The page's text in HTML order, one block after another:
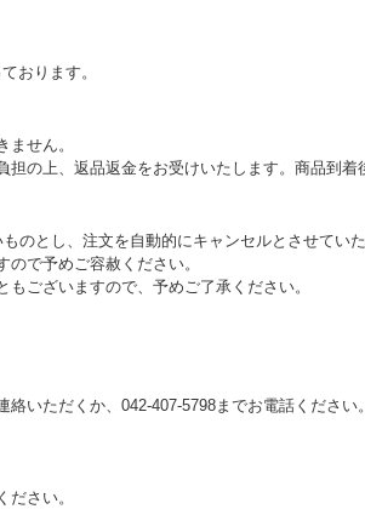
おります。
せん。
の上、返品返金をお受けいたします。商品到
のとし、注文を自動的にキャンセルとさせてい
で予めご容赦ください。
ございますので、予めご了承ください。
絡いただくか、042-407-5798までお電話ください
さい。